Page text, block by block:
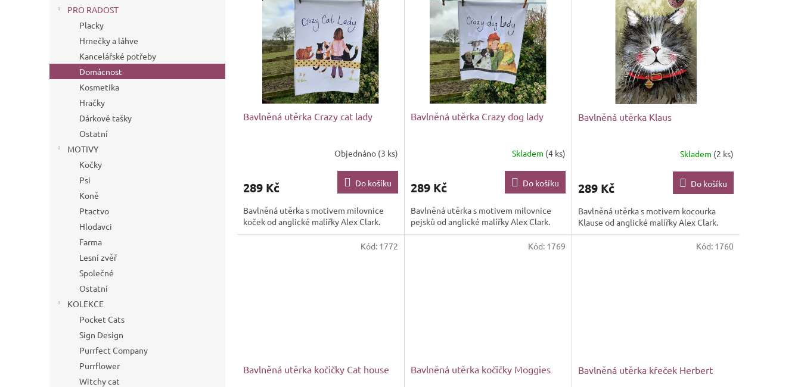
PRO RADOST
Placky
Hrnečky a láhve
Kancelářské potřeby
Domácnost
Kosmetika
Hračky
Dárkové tašky
Ostatní
MOTIVY
Kočky
Psi
Koně
Ptactvo
Hlodavci
Farma
Lesní zvěř
Společné
Ostatní
KOLEKCE
Pocket Cats
Sign Design
Purrfect Company
Purrflower
Witchy cat
Bavlněná utěrka Crazy cat lady
Objednáno (3 ks)
289 Kč Do košíku
Bavlněná utěrka s motivem milovnice
koček od anglické malířky Alex Clark.
Bavlněná utěrka Crazy dog lady
Skladem (4 ks)
289 Kč Do košíku
Bavlněná utěrka s motivem milovnice
pejsků od anglické malířky Alex Clark.
Bavlněná utěrka Klaus
Skladem (2 ks)
289 Kč Do košíku
Bavlněná utěrka s motivem kocourka
Klause od anglické malířky Alex Clark.
Bavlněná utěrka kočičky Cat house
Kód: 1772
Bavlněná utěrka kočičky Moggies
Kód: 1769
Bavlněná utěrka křeček Herbert
Kód: 1760